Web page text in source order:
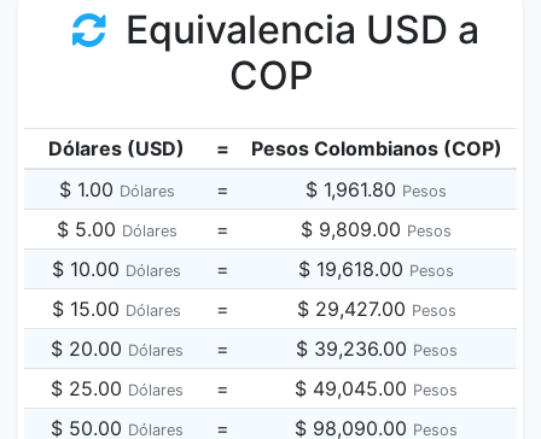
Equivalencia USD a
COP
Dólares (USD) =
Pesos Colombianos (COP)
$ 1.00 Dólares = $ 1,961.80 Pesos
$ 5.00 Dólares = $ 9,809.00 Pesos
$ 10.00 Dólares = $ 19,618.00 Pesos
$ 15.00 Dólares = $ 29,427.00 Pesos
$ 20.00 Dólares = $ 39,236.00 Pesos
$ 25.00 Dólares = $ 49,045.00 Pesos
$ 50.00 Dólares = $ 98,090.00 Pesos